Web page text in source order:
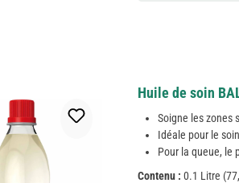
Huile de soin
Soigne les zones
Idéale pour le
Pour la queue, le
Contenu :0.1 Litre